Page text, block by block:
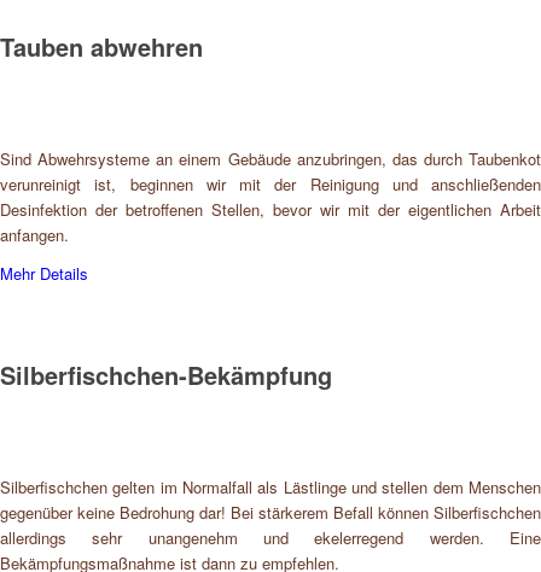
Tauben abwehren
Sind Abwehrsysteme an einem Gebäude anzubringen, das durch Taubenkot
verunreinigt ist, beginnen wir mit der Reinigung und anschließenden
Desinfektion der betroffenen Stellen, bevor wir mit der eigentlichen Arbeit
anfangen.
Mehr Details
Silberfischchen-Bekämpfung
Silberfischchen gelten im Normalfall als Lästlinge und stellen dem Menschen
gegenüber keine Bedrohung dar! Bei stärkerem Befall können Silberfischchen
allerdings sehr unangenehm und ekelerregend werden. Eine
Bekämpfungsmaßnahme ist dann zu empfehlen.